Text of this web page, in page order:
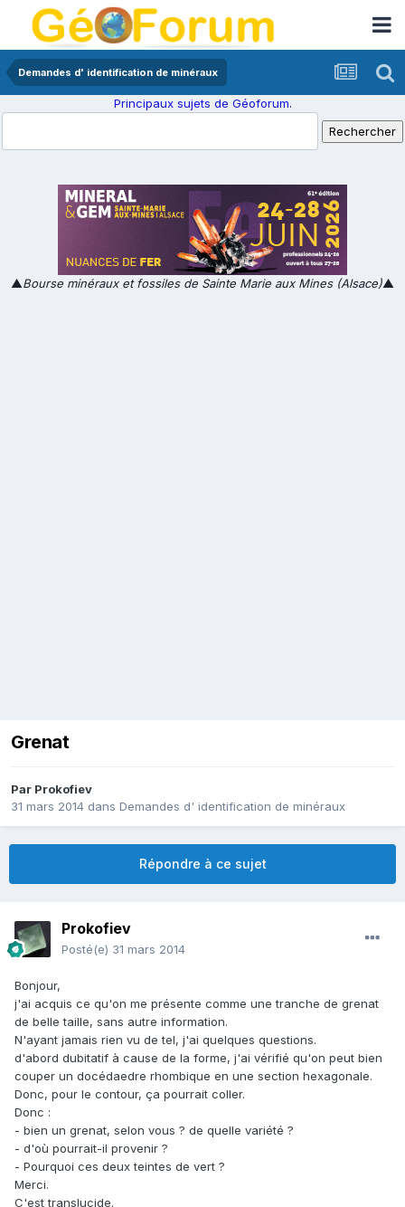
Demandes d' identification de minéraux
Principaux sujets de Géoforum.
▲Bourse minéraux et fossiles de Sainte Marie aux Mines (Alsace)▲
Grenat
Par Prokofiev
31 mars 2014 dans Demandes d' identification de minéraux
Répondre à ce sujet
Prokofiev
Posté(e) 31 mars 2014
Bonjour,
j'ai acquis ce qu'on me présente comme une tranche de grenat
de belle taille, sans autre information.
N'ayant jamais rien vu de tel, j'ai quelques questions.
d'abord dubitatif à cause de la forme, j'ai vérifié qu'on peut bien
couper un docédaedre rhombique en une section hexagonale.
Donc, pour le contour, ça pourrait coller.
Donc :
- bien un grenat, selon vous ? de quelle variété ?
- d'où pourrait-il provenir ?
- Pourquoi ces deux teintes de vert ?
Merci.
C'est translucide.